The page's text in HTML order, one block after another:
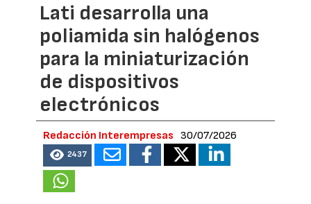
Lati desarrolla una
poliamida sin halógenos
para la miniaturización
de dispositivos
electrónicos
Redacción Interempresas 30/07/2026
2437